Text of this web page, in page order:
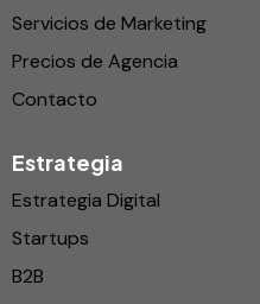
Servicios de Marketing
Precios de Agencia
Contacto
Estrategia
Estrategia Digital
Startups
B2B